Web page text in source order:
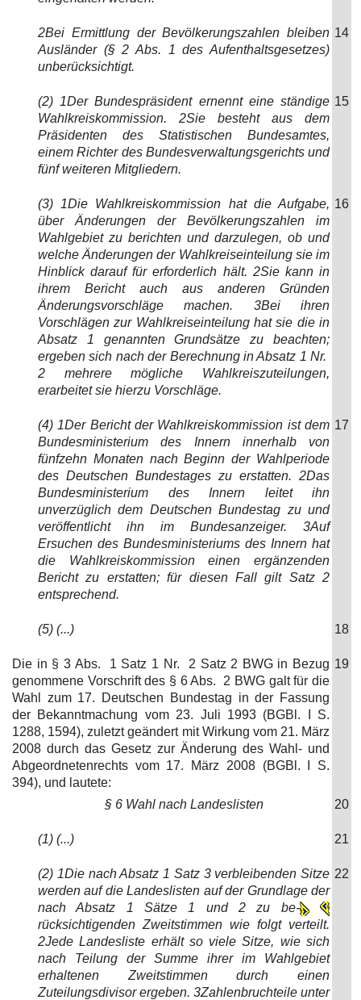
2Bei Ermittlung der Bevölkerungszahlen bleiben
Ausländer (§ 2 Abs. 1 des Aufenthaltsgesetzes)
unberücksichtigt.
14
(2) 1Der Bundespräsident ernennt eine ständige
Wahlkreiskommission. 2Sie besteht aus dem
Präsidenten des Statistischen Bundesamtes,
einem Richter des Bundesverwaltungsgerichts und
fünf weiteren Mitgliedern.
15
(3) 1Die Wahlkreiskommission hat die Aufgabe,
über Änderungen der Bevölkerungszahlen im
Wahlgebiet zu berichten und darzulegen, ob und
welche Änderungen der Wahlkreiseinteilung sie im
Hinblick darauf für erforderlich hält. 2Sie kann in
ihrem Bericht auch aus anderen Gründen
Änderungsvorschläge machen. 3Bei ihren
Vorschlägen zur Wahlkreiseinteilung hat sie die in
Absatz 1 genannten Grundsätze zu beachten;
ergeben sich nach der Berechnung in Absatz 1 Nr.
2 mehrere mögliche Wahlkreiszuteilungen,
erarbeitet sie hierzu Vorschläge.
16
(4) 1Der Bericht der Wahlkreiskommission ist dem
Bundesministerium des Innern innerhalb von
fünfzehn Monaten nach Beginn der Wahlperiode
des Deutschen Bundestages zu erstatten. 2Das
Bundesministerium des Innern leitet ihn
unverzüglich dem Deutschen Bundestag zu und
veröffentlicht ihn im Bundesanzeiger. 3Auf
Ersuchen des Bundesministeriums des Innern hat
die Wahlkreiskommission einen ergänzenden
Bericht zu erstatten; für diesen Fall gilt Satz 2
entsprechend.
17
(5) (...) 18
Die in § 3 Abs. 1 Satz 1 Nr. 2 Satz 2 BWG in Bezug
genommene Vorschrift des § 6 Abs. 2 BWG galt für die
Wahl zum 17. Deutschen Bundestag in der Fassung
der Bekanntmachung vom 23. Juli 1993 (BGBl. I S.
1288, 1594), zuletzt geändert mit Wirkung vom 21. März
2008 durch das Gesetz zur Änderung des Wahl- und
Abgeordnetenrechts vom 17. März 2008 (BGBl. I S.
394), und lautete:
19
§ 6 Wahl nach Landeslisten 20
(1) (...) 21
(2) 1Die nach Absatz 1 Satz 3 verbleibenden Sitze
werden auf die Landeslisten auf der Grundlage der
nach Absatz 1 Sätze 1 und 2 zu be-
rücksichtigenden Zweitstimmen wie folgt verteilt.
2Jede Landesliste erhält so viele Sitze, wie sich
nach Teilung der Summe ihrer im Wahlgebiet
erhaltenen Zweitstimmen durch einen
Zuteilungsdivisor ergeben. 3Zahlenbruchteile unter
22